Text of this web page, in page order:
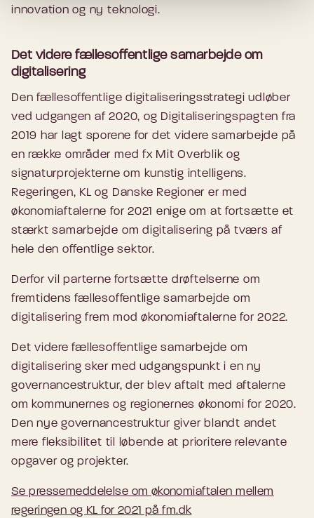
innovation og ny teknologi.
Det videre fællesoffentlige samarbejde om
digitalisering
Den fællesoffentlige digitaliseringsstrategi udløber
ved udgangen af 2020, og Digitaliseringspagten fra
2019 har lagt sporene for det videre samarbejde på
en række områder med fx Mit Overblik og
signaturprojekterne om kunstig intelligens.
Regeringen, KL og Danske Regioner er med
økonomiaftalerne for 2021 enige om at fortsætte et
stærkt samarbejde om digitalisering på tværs af
hele den offentlige sektor.
Derfor vil parterne fortsætte drøftelserne om
fremtidens fællesoffentlige samarbejde om
digitalisering frem mod økonomiaftalerne for 2022.
Det videre fællesoffentlige samarbejde om
digitalisering sker med udgangspunkt i en ny
governancestruktur, der blev aftalt med aftalerne
om kommunernes og regionernes økonomi for 2020.
Den nye governancestruktur giver blandt andet
mere fleksibilitet til løbende at prioritere relevante
opgaver og projekter.
Se pressemeddelelse om økonomiaftalen mellem
regeringen og KL for 2021 på fm.dk